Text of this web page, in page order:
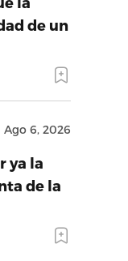
de un
Ago 6, 2026
ya la
de la